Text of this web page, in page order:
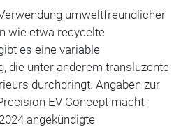
umweltfreundlicher
wie etwa recycelte
es eine variable
die unter anderem transluzente
durchdringt. Angaben zur
EV Concept macht
angekündigte